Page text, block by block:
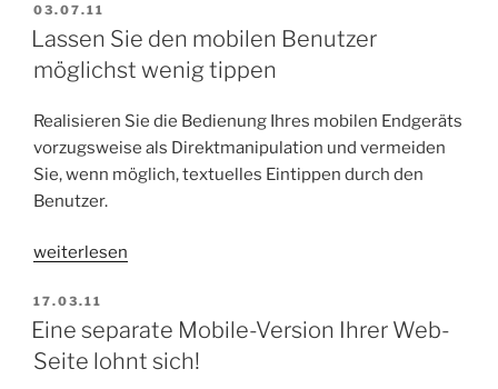
Informationen
unmittelbar
zugänglich
VERÖFFENTLICHT
AM
03.07.11
Lassen Sie den mobilen Benutzer
möglichst wenig tippen
Realisieren Sie die Bedienung Ihres mobilen Endgeräts
vorzugsweise als Direktmanipulation und vermeiden
Sie, wenn möglich, textuelles Eintippen durch den
Benutzer.
„Lassen
den
mobilen
Benutzer
weiterlesen
VERÖFFENTLICHT
AM
17.03.11
Eine separate Mobile-Version Ihrer Web-
Seite lohnt sich!